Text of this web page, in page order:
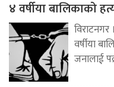
४ वर्षीया बालिकाको
वर्षीया
जनालाई